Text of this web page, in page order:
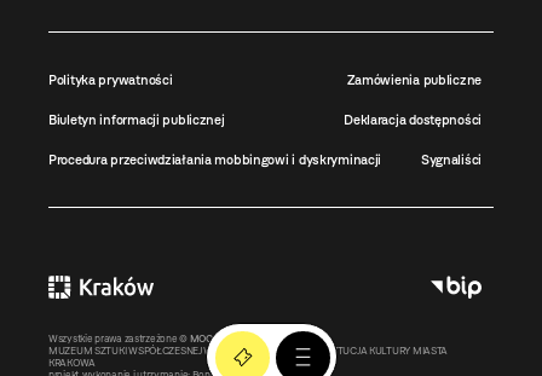
Polityka prywatności Zamówienia publiczne
Biuletyn informacji publicznej Deklaracja dostępności
Procedura przeciwdziałania mobbingowi i dyskryminacji Sygnaliści
Wszystkie prawa zastrzeżone © MOCAK2011-2026
MUZEUM SZTUKI WSPÓŁCZESNEJ W KRAKOWIE MOCAK – INSTYTUCJA KULTURY MIASTA
KRAKOWA